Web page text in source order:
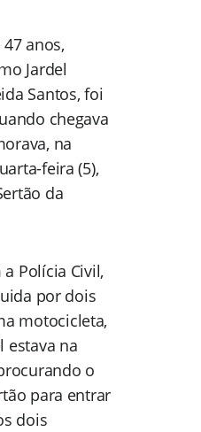
anos,
Jardel
Santos, foi
chegava
na
feira (5),
da
Polícia Civil,
por dois
motocicleta,
estava na
o
para entrar
dois